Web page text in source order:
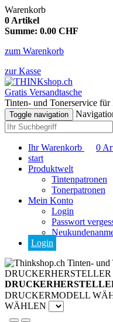
Warenkorb
0 Artikel
Summe: 0.00 CHF
zum Warenkorb
zur Kasse
Gratis Versandtasche
Tinten- und Tonerservice
Toggle navigation
Ihr Warenkorb 0
start
Produktwelt
Tintenpatronen
Tonerpatronen
Mein Konto
Login
Passwort
Login
Tinten- und
DRUCKERMODELL
WÄHLEN